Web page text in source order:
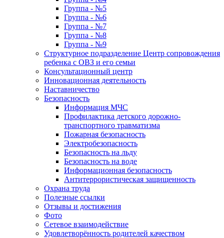
Группа - №5
Группа - №6
Группа - №7
Группа - №8
Группа - №9
Структурное подразделение Центр сопровождения
ребенка с ОВЗ и его семьи
Консультационный центр
Инновационная деятельность
Наставничество
Безопасность
Информация МЧС
Профилактика детского дорожно-
транспортного травматизма
Пожарная безопасность
Электробезопасность
Безопасность на льду
Безопасность на воде
Информационная безопасность
Антитеррористическая защищенность
Охрана труда
Полезные ссылки
Отзывы и достижения
Фото
Сетевое взаимодействие
Удовлетворённость родителей качеством